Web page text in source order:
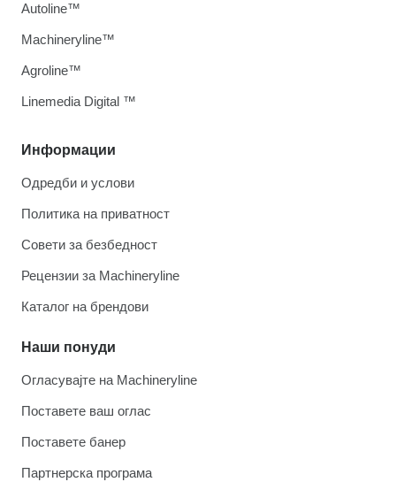
Информации
Одредби и услови
Политика на приватност
Совети за безбедност
Рецензии за Machineryline
Каталог на брендови
Наши понуди
Огласувајте на Machineryline
Поставете ваш оглас
Поставете банер
Партнерска програма
Autoline™
Machineryline™
Agroline™
Linemedia Digital ™